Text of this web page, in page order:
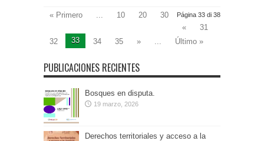
Página 33 di 38
« Primero 10 20
30
«
31
32
33 34 35 » Último »
PUBLICACIONES RECIENTES
Bosques en disputa.
19 marzo, 2026
Derechos territoriales y acceso a la